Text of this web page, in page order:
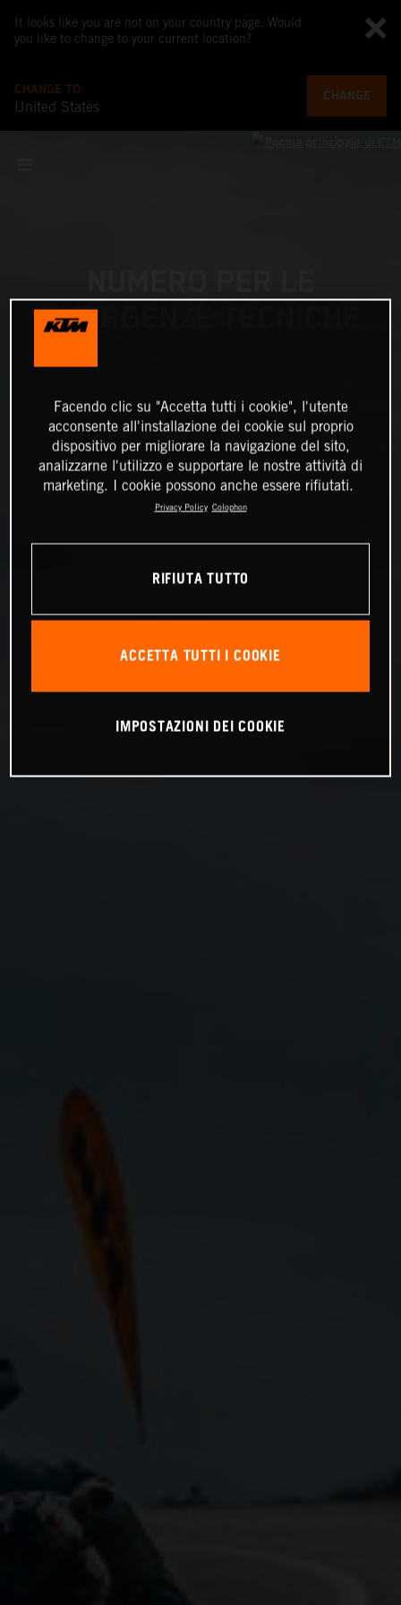
It looks like you are not on your country page. Would
you like to change to your current location?
CHANGE TO
United States
CHANGE
EMERGENZE TECNICHE
Facendo clic su "Accetta tutti i cookie", l'utente
acconsente all'installazione dei cookie sul proprio
dispositivo per migliorare la navigazione del sito,
analizzarne l'utilizzo e supportare le nostre attività di
marketing. I cookie possono anche essere rifiutati.
Privacy Policy Colophon
RIFIUTA TUTTO
ACCETTA TUTTI I COOKIE
IMPOSTAZIONI DEI COOKIE